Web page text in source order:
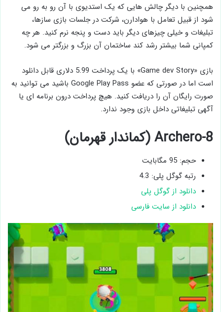
همچنین با دیگر چالش هایی که یک استدیوی با آن رو به رو می
شود از قبیل تعامل با هوادارن، شرکت در جلسات بازی سازها،
تبلیغات و خیلی چیزهای دیگر باید دست و پنجه نرم کنید. هر چه
کمپانی شما بیشتر رشد کند ساختمان آن بزرگ و بزرگتر می شود.
بازی «Game dev Story» با یک پرداخت 5.99 دلاری قابل دانلود
است اما در صورتی که عضو Google Play Pass باشید می توانید به
صورت رایگان آن را دریافت کنید. هیچ پرداخت درون برنامه ای یا
آگهی تبلیغاتی داخل بازی وجود ندارد.
8-Archero (کماندار قهرمان)
حجم: 95 مگابایت
رتبه گوگل پلی: 4.3
دانلود از گوگل پلی
دانلود از سایت فارسی